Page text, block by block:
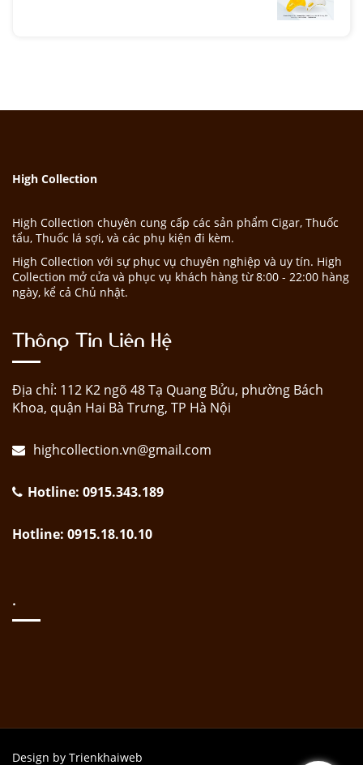
High Collection
High Collection chuyên cung cấp các sản phẩm Cigar, Thuốc
tẩu, Thuốc lá sợi, và các phụ kiện đi kèm.
High Collection với sự phục vụ chuyên nghiệp và uy tín. High
Collection mở cửa và phục vụ khách hàng từ 8:00 - 22:00 hàng
ngày, kể cả Chủ nhật.
Thông Tin Liên Hệ
Địa chỉ: 112 K2 ngõ 48 Tạ Quang Bửu, phường Bách
Khoa, quận Hai Bà Trưng, TP Hà Nội
highcollection.vn@gmail.com
Hotline: 0915.343.189
Hotline: 0915.18.10.10
.
Design by Trienkhaiweb